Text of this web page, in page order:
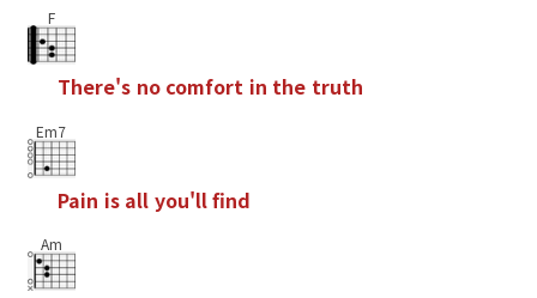
F
There's no comfort in the truth
Em7
Pain is all you'llfnd
Am